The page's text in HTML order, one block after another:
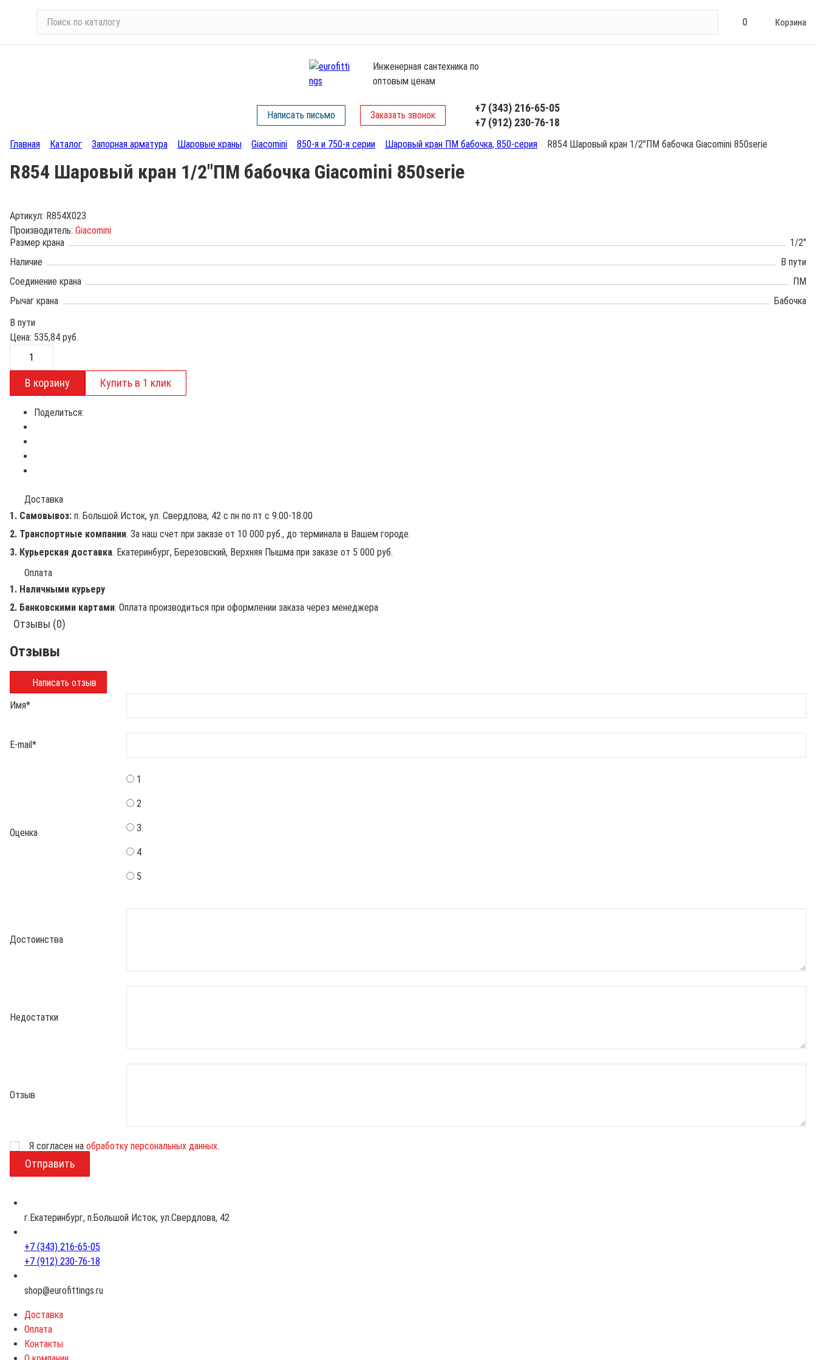
и
т
л
у
0 Корзина
Инженерная сантехника по
оптовым ценам
Написать письмо Заказать звонок
+7 (343) 216-65-05
+7 (912) 230-76-18
Главная Каталог Запорная арматура Шаровые краны Giacomini 850-я и 750-я серии Шаровый кран ПМ бабочка, 850-серия R854 Шаровый кран 1/2"ПМ бабочка Giacomini 850serie
R854 Шаровый кран 1/2"ПМ бабочка Giacomini 850serie
Артикул: R854X023
Производитель: Giacomini
Размер крана
1/2"
Наличие
В пути
Соединение крана
ПМ
Рычаг крана
Бабочка
В пути
Цена: 535,84 руб.
Поделиться:
Доставка
1. Самовывоз: п. Большой Исток, ул. Свердлова, 42 с пн по пт с 9.00-18.00
2. Транспортные компании. За наш счет при заказе от 10 000 руб., до терминала в Вашем городе.
3. Курьерская доставка. Екатеринбург, Березовский, Верхняя Пышма при заказе от 5 000 руб.
Оплата
1. Наличными курьеру
2. Банковскими картами. Оплата производиться при оформлении заказа через менеджера
Отзывы (0)
Отзывы
Написать отзыв
Имя*
E-mail *
Оценка
1
2
3
4
5
Достоинства
Недостатки
Отзыв
ВозрастЯ согласен на обработку персональных данных.
г.Екатеринбург, п.Большой Исток, ул.Свердлова, 42
+7 (343) 216-65-05
+7 (912) 230-76-18
shop@eurofittings.ru
Доставка
Оплата
Контакты